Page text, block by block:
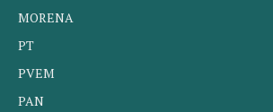
MORENA
PT
PVEM
PAN